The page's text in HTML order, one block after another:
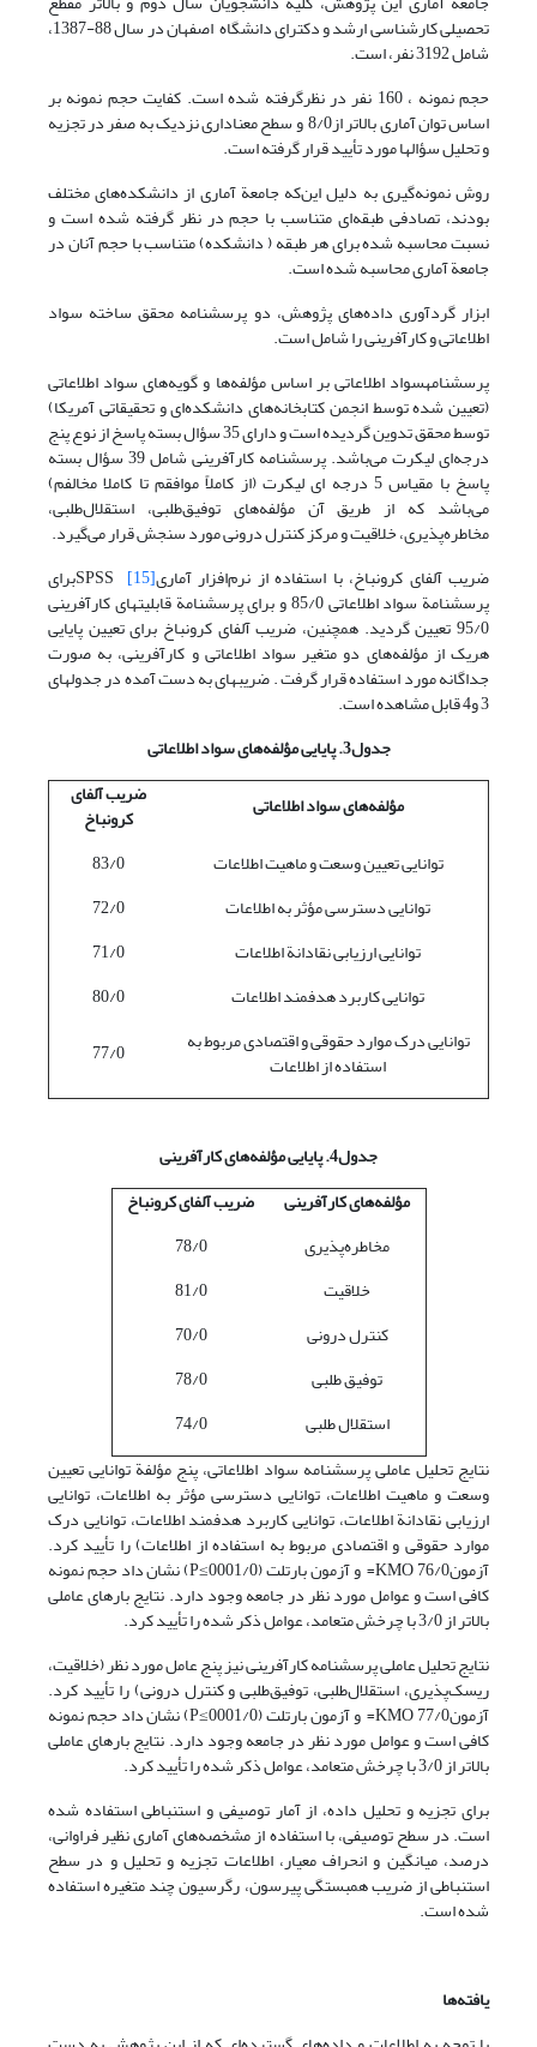
تحصیلی کارشناسی ارشد و دکترای دانشگاه اصفهان در سال 88-1387،
شامل 3192 نفر، است.
حجم نمونه ، 160 نفر در نظرگرفته شده است. کفایت حجم نمونه بر
اساس توان آماری بالاتر از8/0 و سطح معناداری نزدیک به صفر در تجزیه
و تحلیل سؤالها مورد تأیید قرار گرفته است.
روش نمونه‌گیری به دلیل این‌که جامعة آماری از دانشکده‌های مختلف
بودند، تصادفی طبقه‌ای متناسب با حجم در نظر گرفته شده است و
نسبت محاسبه شده برای هر طبقه ( دانشکده) متناسب با حجم آنان در
جامعة آماری محاسبه شده است.
ابزار گردآوری داده‌های پژوهش، دو پرسشنامه محقق ساخته سواد
اطلاعاتی و کارآفرینی را شامل است.
پرسشنامهسواد اطلاعاتی بر اساس مؤلفه‌ها و گویه‌های سواد اطلاعاتی
(تعیین شده توسط انجمن کتابخانه‌های دانشکده‌ای و تحقیقاتی آمریکا)
توسط محقق تدوین گردیده است و دارای 35 سؤال بسته پاسخ از نوع پنج
درجه‌ای لیکرت می‌باشد. پرسشنامه کارآفرینی شامل 39 سؤال بسته
پاسخ با مقیاس 5 درجه ای لیکرت (از کاملاً موافقم تا کاملا مخالفم)
می‌باشد که از طریق آن مؤلفه‌های توفیق‌طلبی، استقلال‌طلبی،
مخاطره‌پذیری، خلاقیت و مرکز کنترل درونی مورد سنجش قرار می‌گیرد.
ضریب آلفای کرونباخ، با استفاده از نرم‌افزار آماری[15] SPSSبرای
پرسشنامة سواد اطلاعاتی 85/0 و برای پرسشنامة قابلیتهای کارآفرینی
95/0 تعیین گردید. همچنین، ضریب آلفای کرونباخ برای تعیین پایایی
هریک از مؤلفه‌های دو متغیر سواد اطلاعاتی و کارآفرینی، به صورت
جداگانه مورد استفاده قرار گرفت . ضریبهای به دست آمده در جدولهای
3 و4 قابل مشاهده است.
جدول3. پایایی مؤلفه‌های سواد اطلاعاتی
مؤلفه‌های سواد اطلاعاتی
ضریب آلفای
کرونباخ
توانایی تعیین وسعت و ماهیت اطلاعات
83/0
توانایی دسترسی مؤثر به اطلاعات
72/0
توانایی ارزیابی نقادانة اطلاعات
71/0
توانایی کاربرد هدفمند اطلاعات
80/0
توانایی درک موارد حقوقی و اقتصادی مربوط به
استفاده از اطلاعات 77/0
جدول4. پایایی مؤلفه‌های کارآفرینی
مؤلفه‌های کارآفرینی
ضریب آلفای کرونباخ
مخاطره‌پذیری
78/0
خلاقیت
81/0
کنترل درونی
70/0
توفیق طلبی
78/0
استقلال طلبی
74/0
نتایج تحلیل عاملی پرسشنامه سواد اطلاعاتی، پنج مؤلفة توانایی تعیین
وسعت و ماهیت اطلاعات، توانایی دسترسی مؤثر به اطلاعات، توانایی
ارزیابی نقادانة اطلاعات، توانایی کاربرد هدفمند اطلاعات، توانایی درک
موارد حقوقی و اقتصادی مربوط به استفاده از اطلاعات) را تأیید کرد.
آزمون76/0 KMO= و آزمون بارتلت (0001/0≥P) نشان داد حجم نمونه
کافی است و عوامل مورد نظر در جامعه وجود دارد. نتایج بارهای عاملی
بالاتر از 3/0 با چرخش متعامد، عوامل ذکر شده را تأیید کرد.
نتایج تحلیل عاملی پرسشنامه کارآفرینی نیز پنج عامل مورد نظر (خلاقیت،
ریسک‌پذیری، استقلال‌طلبی، توفیق‌طلبی و کنترل درونی) را تأیید کرد.
آزمون77/0 KMO= و آزمون بارتلت (0001/0≥P) نشان داد حجم نمونه
کافی است و عوامل مورد نظر در جامعه وجود دارد. نتایج بارهای عاملی
بالاتر از 3/0 با چرخش متعامد، عوامل ذکر شده را تأیید کرد.
برای تجزیه و تحلیل داده، از آمار توصیفی و استنباطی استفاده شده
است. در سطح توصیفی، با استفاده از مشخصه‌های آماری نظیر فراوانی،
درصد، میانگین و انحراف معیار، اطلاعات تجزیه و تحلیل و در سطح
استنباطی از ضریب همبستگی پیرسون، رگرسیون چند متغیره استفاده
شده است.
یافته‌ها